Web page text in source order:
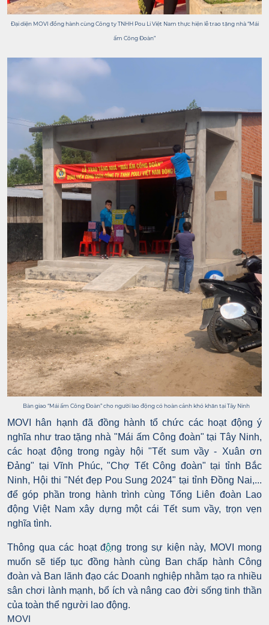
Đại diện MOVI đồng hành cùng Công ty TNHH Pou Li Việt Nam thực hiện lễ trao tặng nhà “Mái
ấm Công Đoàn”
Bàn giao “Mái ấm Công Đoàn” cho người lao động có hoàn cảnh khó khăn tại Tây Ninh
MOVI hân hạnh đã đồng hành tổ chức các hoạt động ý
nghĩa như trao tặng nhà "Mái ấm Công đoàn" tại Tây Ninh,
các hoạt động trong ngày hội "Tết sum vầy - Xuân ơn
Đảng" tại Vĩnh Phúc, "Chợ Tết Công đoàn" tại tỉnh Bắc
Ninh, Hội thi "Nét đẹp Pou Sung 2024" tại tỉnh Đồng Nai,...
để góp phần trong hành trình cùng Tổng Liên đoàn Lao
động Việt Nam xây dựng một cái Tết sum vầy, trọn vẹn
nghĩa tình.
Thông qua các hoạt động trong sự kiện này, MOVI mong
muốn sẽ tiếp tục đồng hành cùng Ban chấp hành Công
đoàn và Ban lãnh đạo các Doanh nghiệp nhằm tạo ra nhiều
sân chơi lành mạnh, bổ ích và nâng cao đời sống tinh thần
của toàn thể người lao động.
MOVI